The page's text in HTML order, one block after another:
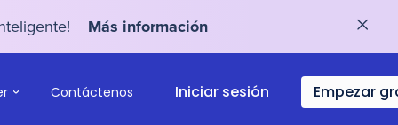
Más información
Contáctenos Iniciar sesión Empezar